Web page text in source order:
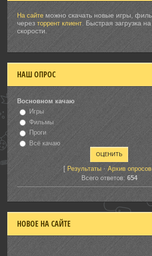
На сайте можно скачать новые игры,
через торрент клиент . Быстрая загрузка
скорости.
НАШ ОПРОС
Восновном качаю
Игры
Фильмы
Проги
Всё качаю
[ Результаты· Архив опросов
Всего ответов: 654
НОВОЕ НА САЙТЕ